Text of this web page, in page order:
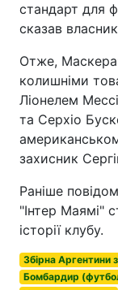
стандарт для
сказав
Отже,
колишніми
Ліонелем
та Серхіо
захисник
Раніше
"Інтер Маямі"
історії клубу.
Збірна Аргентини
Бомбардир